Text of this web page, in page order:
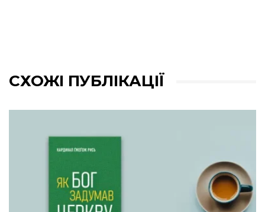
СХОЖІ ПУБЛІКАЦІЇ